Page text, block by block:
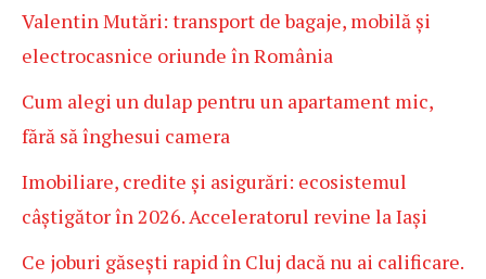
Valentin Mutări: transport de bagaje, mobilă și
electrocasnice oriunde în România
Cum alegi un dulap pentru un apartament mic,
fără să înghesui camera
Imobiliare, credite și asigurări: ecosistemul
câștigător în 2026. Acceleratorul revine la Iași
Ce joburi găsești rapid în Cluj dacă nu ai calificare.